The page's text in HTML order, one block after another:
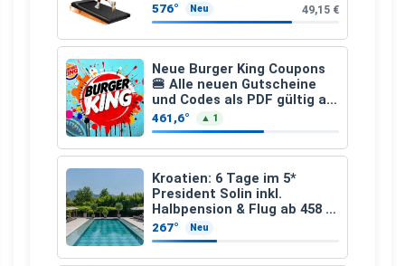
576° Neu 49,15 €
Neue Burger King Coupons
🍔 Alle neuen Gutscheine
und Codes als PDF gültig ab
25.07.2026 bis 04.09.2026
461,6° ▲ 1
Kroatien: 6 Tage im 5*
President Solin inkl.
Halbpension & Flug ab 458 €
pro Person
267° Neu